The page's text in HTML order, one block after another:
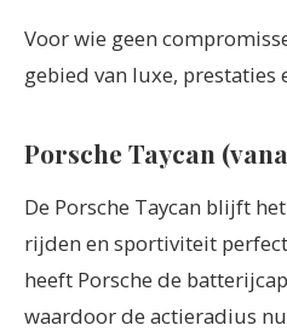
Voor wie geen
gebied van luxe, prestaties
Porsche Taycan
De Porsche Taycan blijft
rijden en sportiviteit
heeft Porsche de
waardoor de actieradius